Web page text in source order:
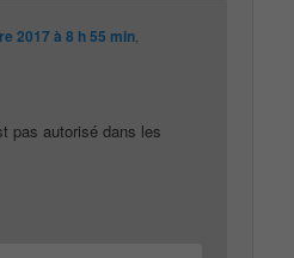
2017 à 8 h 55 min
pas autorisé dans les